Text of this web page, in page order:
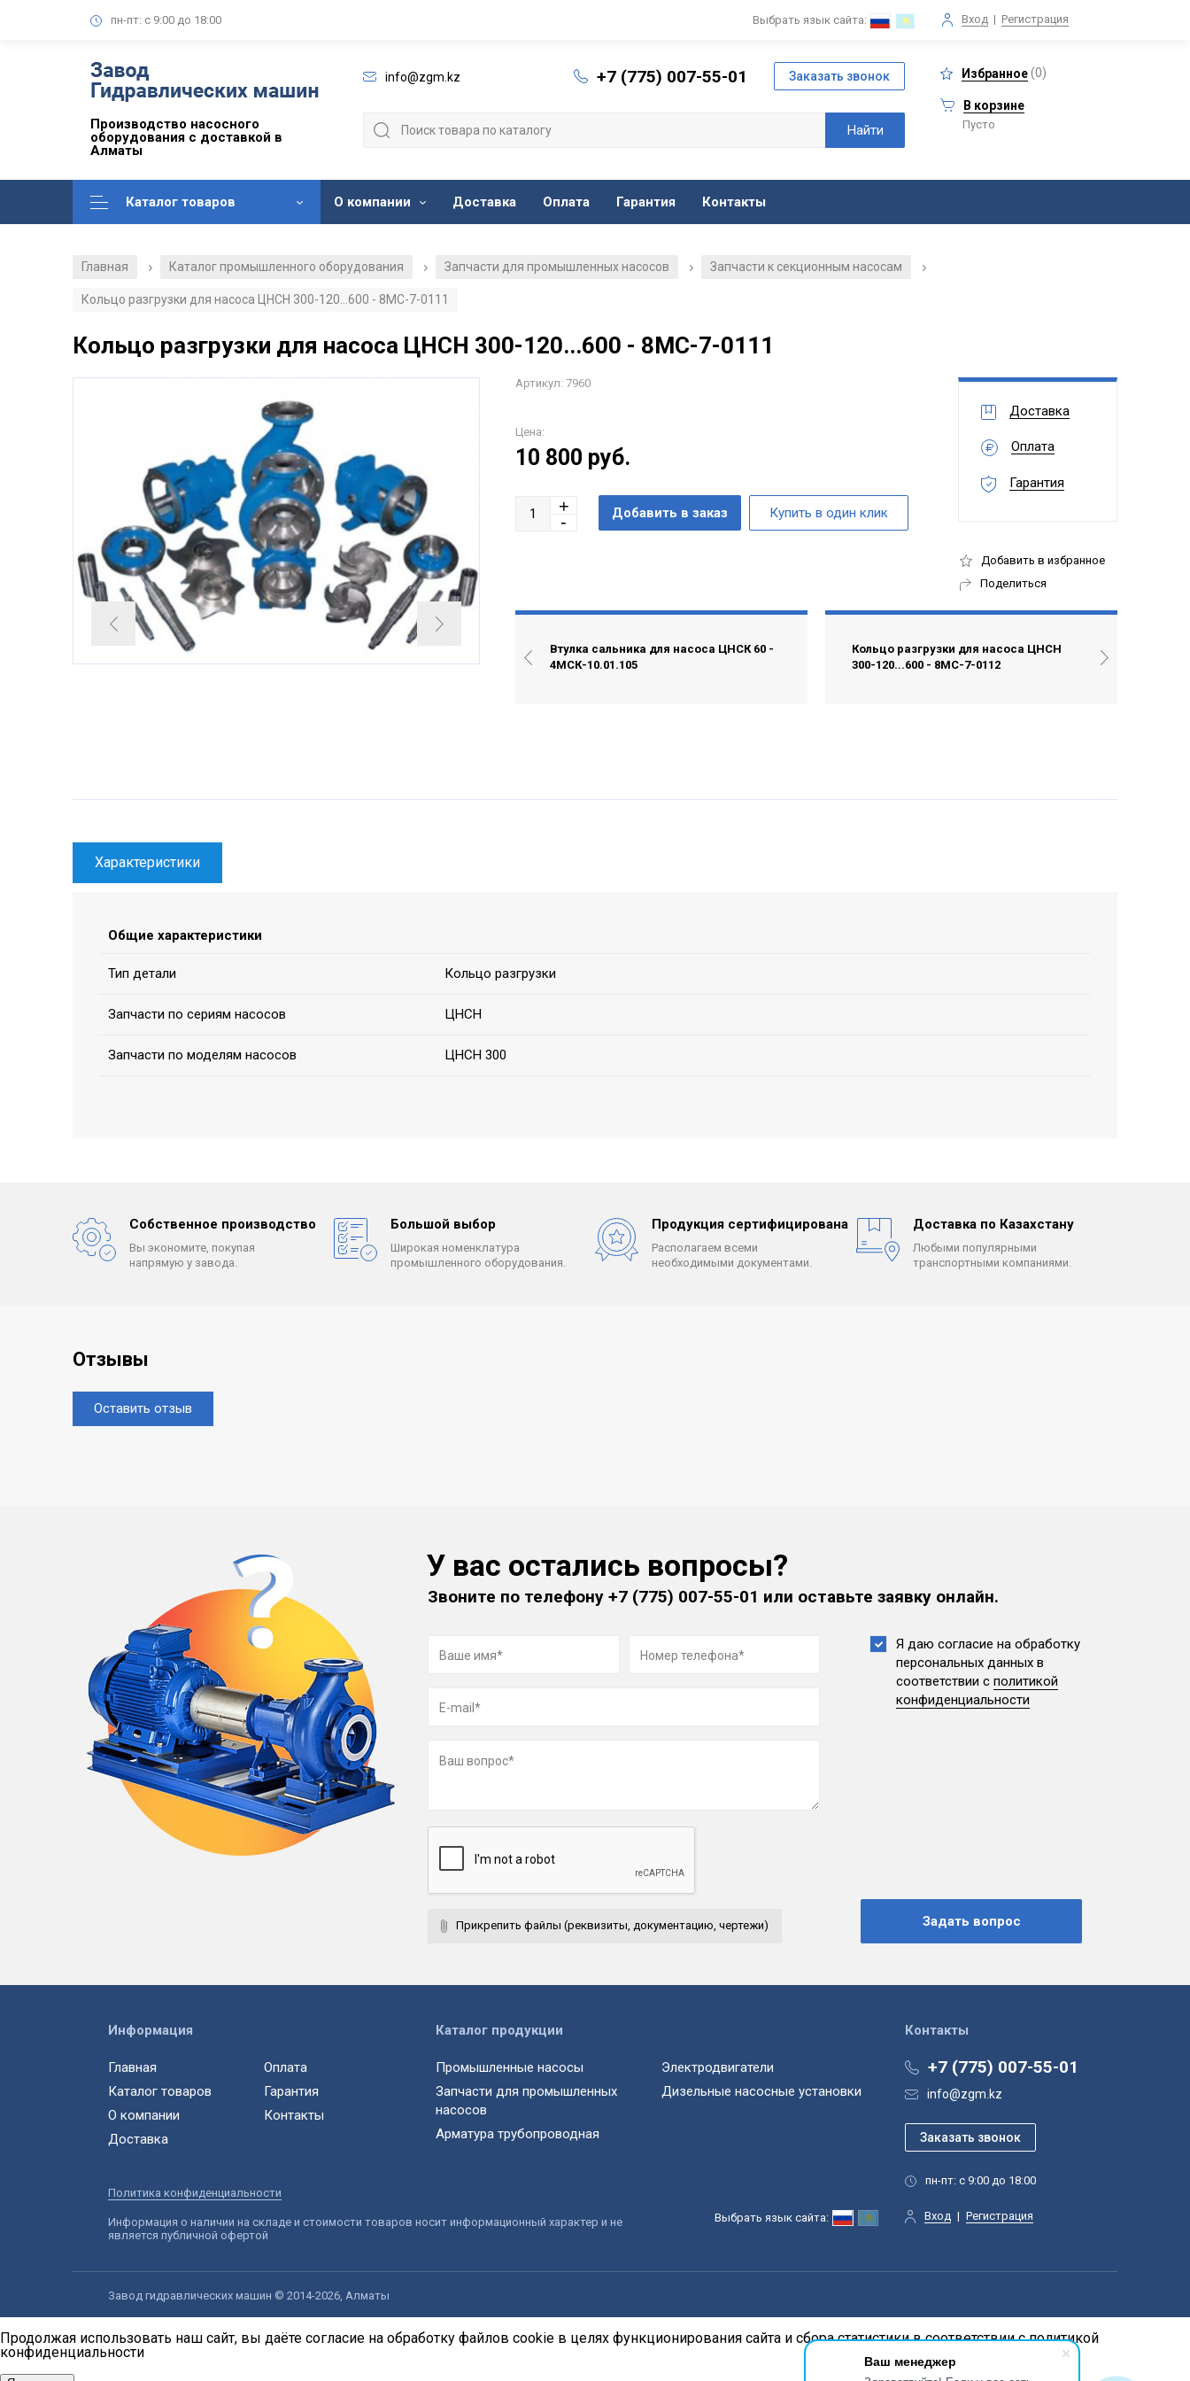
Ваш менеджер
пн-пт: с 9:00 до 18:00 Вход | Регистрация
Выбрать язык сайта:
Производство насосного
оборудования с доставкой в
Алматы
info@zgm.kz +7 (775) 007-55-01 Избранное(0)
В корзине
Пусто
Каталог товаров О компании Доставка Оплата Гарантия Контакты
Главная / Каталог промышленного оборудования / Запчасти для промышленных насосов / Запчасти к секционным насосам
/
Кольцо разгрузки для насоса ЦНСН 300-120...600 - 8МС-7-0111
Кольцо разгрузки для насоса ЦНСН 300-120...600 - 8МС-7-0111
Артикул: 7960
Цена:
10 800 руб.
Доставка
Оплата
Гарантия
Добавить в избранное
Поделиться
Втулка сальника для насоса ЦНСК 60 -
4МСК-10.01.105
Кольцо разгрузки для насоса ЦНСН
300-120...600 - 8МС-7-0112
Характеристики
Общие характеристики
Тип детали Кольцо разгрузки
Запчасти по сериям насосов ЦНСН
Запчасти по моделям насосов ЦНСН 300
Собственное производство
Вы экономите, покупая
напрямую у завода.
Большой выбор
Широкая номенклатура
промышленного оборудования.
Продукция сертифицирована
Располагаем всеми
необходимыми документами.
Доставка по Казахстану
Любыми популярными
транспортными компаниями.
Отзывы
Оставить отзыв
У вас остались вопросы?
Звоните по телефону+7 (775) 007-55-01 или оставьте заявку онлайн.
Прикрепить файлы (реквизиты, документацию, чертежи)
Я даю согласие на обработку
персональных данных в
соответствии с политикой
конфиденциальности
Контакты
+7 (775) 007-55-01
info@zgm.kz
пн-пт: с 9:00 до 18:00
Вход | Регистрация
Выбрать язык сайта:
Информация
Главная
Каталог товаров
О компании
Доставка
Оплата
Гарантия
Контакты
Каталог продукции
Промышленные насосы
Запчасти для промышленных
насосов
Арматура трубопроводная
Электродвигатели
Дизельные насосные установки
Политика конфиденциальности
Информация о наличии на складе и стоимости товаров носит информационный характер и не
является публичной офертой
Завод гидравлических машин © 2014-2026, Алматы
Продолжая использовать наш сайт, вы даёте согласие на обработку файлов cookie в целях функционирования сайта и сбора статистики в соответствии сполитикой
конфиденциальности